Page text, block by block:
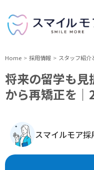
Home 採用情報 スタッフ紹
将来の留学も見
から再矯正を
スマイルモア採